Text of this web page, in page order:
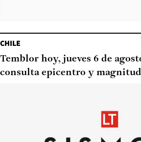
CHILE
Temblor hoy, jueves 6 de
consulta epicentro y magnitud